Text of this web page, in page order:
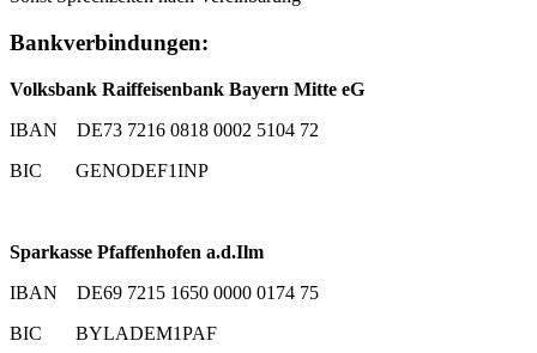
Bankverbindungen:
Volksbank Raiffeisenbank Bayern Mitte eG
IBAN DE73 7216 0818 0002 5104 72
BIC GENODEF1INP
Sparkasse Pfaffenhofen a.d.Ilm
IBAN DE69 7215 1650 0000 0174 75
BIC BYLADEM1PAF